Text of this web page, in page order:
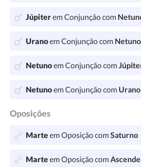
Júpiterem Conjunção com
Uranoem Conjunção com Netuno
Netunoem Conjunção com
Netunoem Conjunção com Urano
Oposições
Marteem Oposição comSaturno
Marteem Oposição com